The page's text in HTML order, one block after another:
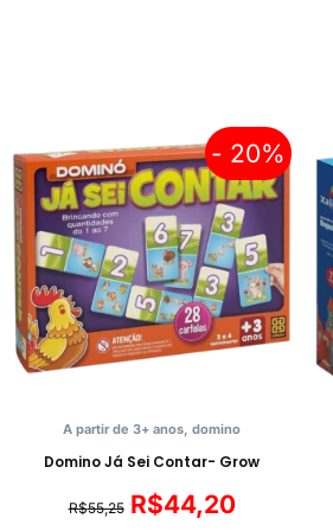
- 20%
A partir de 3+ anos, domino
Domino Já Sei Contar- Grow
R$55,25 R$44,20